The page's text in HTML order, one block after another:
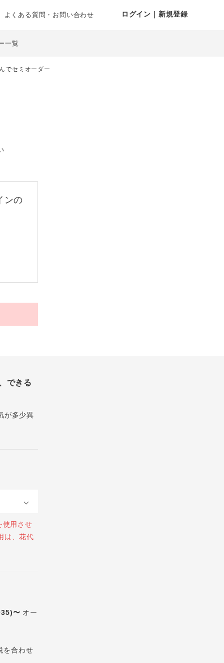
よくある質問・お問い合わせ ログイン｜新規登録
一覧
でセミオーダー
ンの
できる
が多少異
使用させ
は、花代
〜 オー
を合わせ